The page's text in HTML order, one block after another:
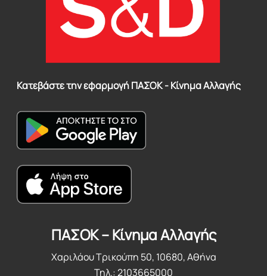
Κατεβάστε την εφαρμογή ΠΑΣΟΚ - Κίνημα Αλλαγής
ΠΑΣΟΚ – Κίνημα Αλλαγής
Χαριλάου Τρικούπη 50, 10680, Αθήνα
Τηλ.: 2103665000